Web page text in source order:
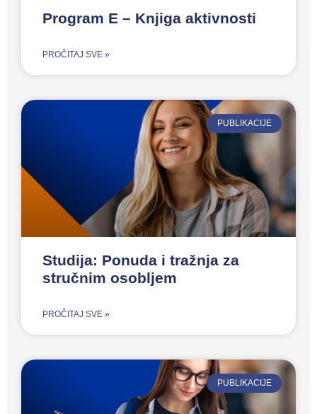
Program E – Knjiga aktivnosti
PROČITAJ SVE »
PUBLIKACIJE
Studija: Ponuda i tražnja za
stručnim osobljem
PROČITAJ SVE »
PUBLIKACIJE